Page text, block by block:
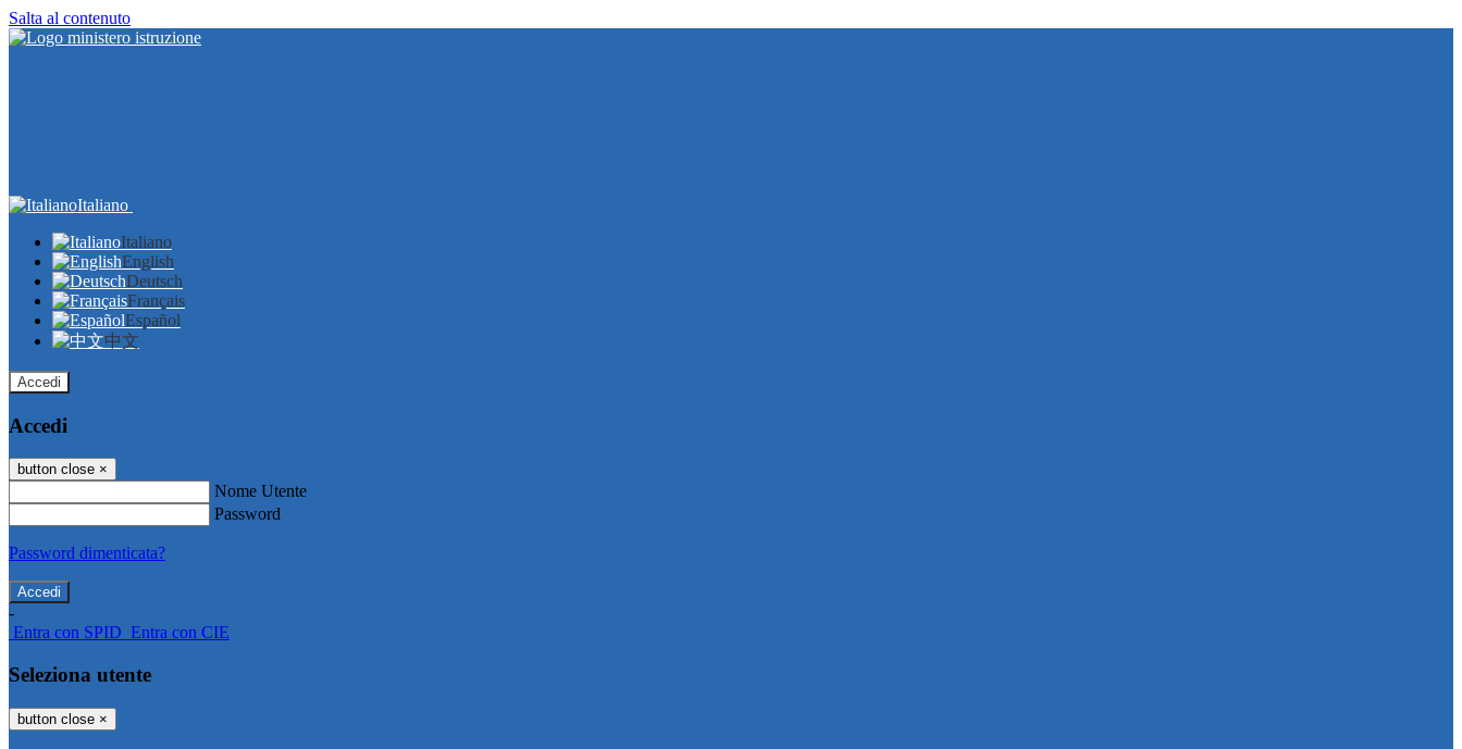
Salta al contenuto
Italiano
Italiano
English
Deutsch
Français
Español
中文
Accedi
Accedi
button close ×
Nome Utente
Password
Password dimenticata?
-
Entra con SPID Entra con CIE
Seleziona utente
button close ×